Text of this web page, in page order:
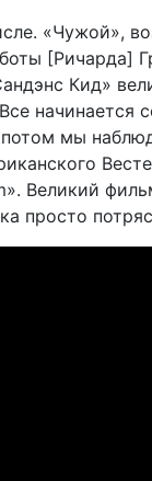
«Чужой»,
[Ричарда]
Кид»
начинается
мы
Великий
просто